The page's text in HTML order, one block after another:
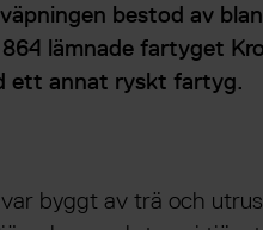
bestod av
lämnade fartyget
ett annat ryskt fartyg.
byggt av trä och